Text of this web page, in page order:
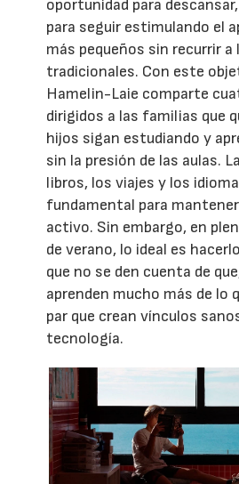
oportunidad para
para seguir estimulando el
más pequeños sin recurrir a
tradicionales. Con este
Hamelin-Laie comparte
dirigidos a las familias que
hijos sigan estudiando y
sin la presión de las aulas.
libros, los viajes y los
fundamental para
activo. Sin embargo, en
de verano, lo ideal es
que no se den cuenta de
aprenden mucho más de lo
par que crean vínculos
tecnología.